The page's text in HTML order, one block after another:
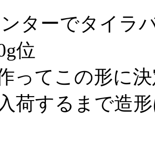
ターでタイラ
位
ってこの形に
荷するまで造